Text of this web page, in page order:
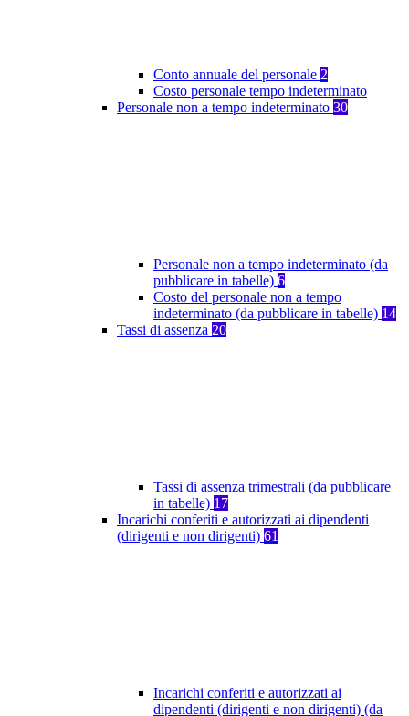
Conto annuale del personale 2
Costo personale tempo indeterminato
Personale non a tempo indeterminato 30
Personale non a tempo indeterminato (da
pubblicare in tabelle) 6
Costo del personale non a tempo
indeterminato (da pubblicare in tabelle) 14
Tassi di assenza 20
Tassi di assenza trimestrali (da pubblicare
in tabelle) 17
Incarichi conferiti e autorizzati ai dipendenti
(dirigenti e non dirigenti) 61
Incarichi conferiti e autorizzati ai
dipendenti (dirigenti e non dirigenti) (da